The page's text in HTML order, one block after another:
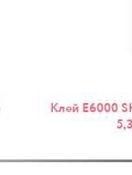
Клей E6000